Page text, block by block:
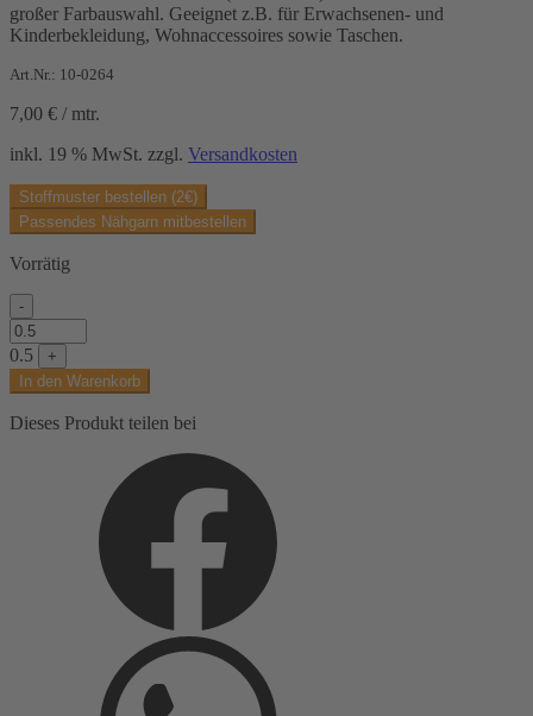
großer Farbauswahl. Geeignet z.B. für Erwachsenen- und
Kinderbekleidung, Wohnaccessoires sowie Taschen.
Art.Nr.: 10-0264
7,00 € / mtr.
inkl. 19 % MwSt. zzgl. Versandkosten
Stoffmuster bestellen (2€)
Passendes Nähgarn mitbestellen
Vorrätig
-
Baumwollstoff,
Cretonne,
beige
hell,
uni
Menge
0.5
+
In den Warenkorb
Dieses Produkt teilen bei